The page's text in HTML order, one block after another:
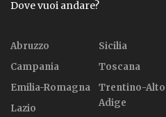
Dove vuoi andare?
Abruzzo
Campania
Emilia-Romagna
Lazio
Sicilia
Toscana
Trentino-Alto
Adige